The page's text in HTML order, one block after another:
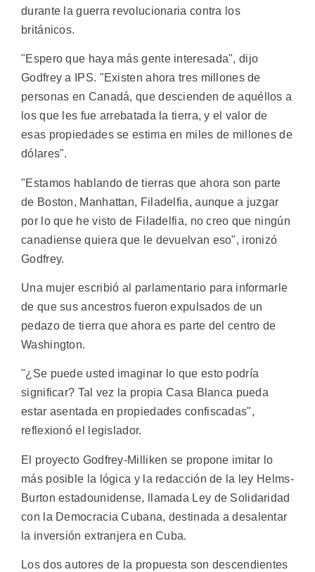
durante la guerra revolucionaria contra los
británicos.
"Espero que haya más gente interesada", dijo
Godfrey a IPS. "Existen ahora tres millones de
personas en Canadá, que descienden de aquéllos a
los que les fue arrebatada la tierra, y el valor de
esas propiedades se estima en miles de millones de
dólares".
"Estamos hablando de tierras que ahora son parte
de Boston, Manhattan, Filadelfia, aunque a juzgar
por lo que he visto de Filadelfia, no creo que ningún
canadiense quiera que le devuelvan eso", ironizó
Godfrey.
Una mujer escribió al parlamentario para informarle
de que sus ancestros fueron expulsados de un
pedazo de tierra que ahora es parte del centro de
Washington.
"¿Se puede usted imaginar lo que esto podría
significar? Tal vez la propia Casa Blanca pueda
estar asentada en propiedades confiscadas",
reflexionó el legislador.
El proyecto Godfrey-Milliken se propone imitar lo
más posible la lógica y la redacción de la ley Helms-
Burton estadounidense, llamada Ley de Solidaridad
con la Democracia Cubana, destinada a desalentar
la inversión extranjera en Cuba.
Los dos autores de la propuesta son descendientes